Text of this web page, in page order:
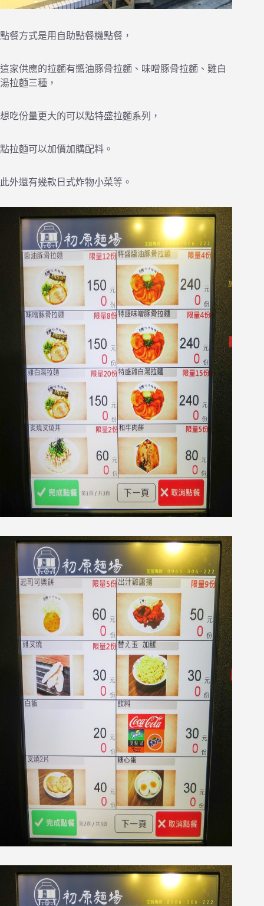
點餐方式是用自助點餐機點餐，
這家供應的拉麵有醬油豚骨拉麵、味噌豚骨拉麵、雞白
湯拉麵三種，
想吃份量更大的可以點特盛拉麵系列，
點拉麵可以加價加購配料。
此外還有幾款日式炸物小菜等。